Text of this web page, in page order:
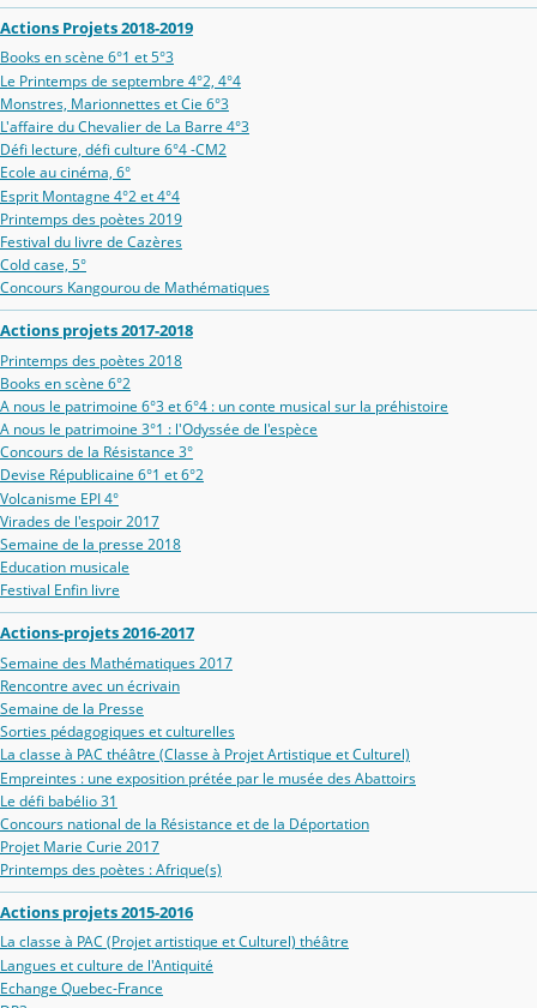
Actions Projets 2018-2019
Books en scène 6°1 et 5°3
Le Printemps de septembre 4°2, 4°4
Monstres, Marionnettes et Cie 6°3
L'affaire du Chevalier de La Barre 4°3
Défi lecture, défi culture 6°4 -CM2
Ecole au cinéma, 6°
Esprit Montagne 4°2 et 4°4
Printemps des poètes 2019
Festival du livre de Cazères
Cold case, 5°
Concours Kangourou de Mathématiques
Actions projets 2017-2018
Printemps des poètes 2018
Books en scène 6°2
A nous le patrimoine 6°3 et 6°4 : un conte musical sur la préhistoire
A nous le patrimoine 3°1 : l'Odyssée de l'espèce
Concours de la Résistance 3°
Devise Républicaine 6°1 et 6°2
Volcanisme EPI 4°
Virades de l'espoir 2017
Semaine de la presse 2018
Education musicale
Festival Enfin livre
Actions-projets 2016-2017
Semaine des Mathématiques 2017
Rencontre avec un écrivain
Semaine de la Presse
Sorties pédagogiques et culturelles
La classe à PAC théâtre (Classe à Projet Artistique et Culturel)
Empreintes : une exposition prétée par le musée des Abattoirs
Le défi babélio 31
Concours national de la Résistance et de la Déportation
Projet Marie Curie 2017
Printemps des poètes : Afrique(s)
Actions projets 2015-2016
La classe à PAC (Projet artistique et Culturel) théâtre
Langues et culture de l'Antiquité
Echange Quebec-France